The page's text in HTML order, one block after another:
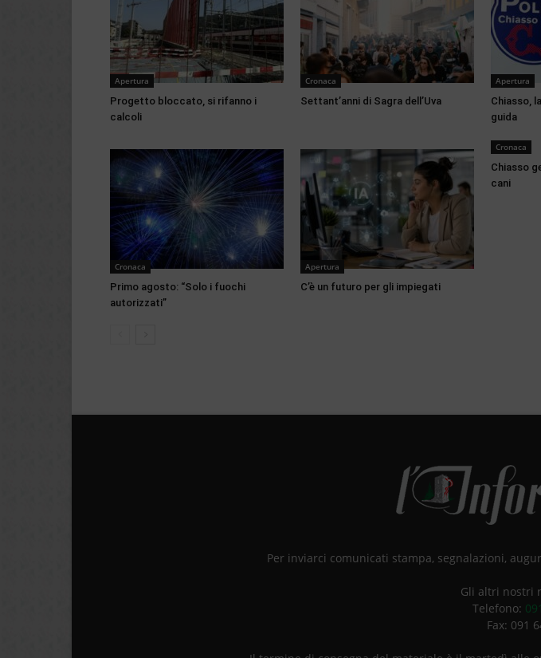
Apertura
Progetto bloccato, si rifanno i
calcoli
Cronaca
Settant’anni di Sagra dell’Uva
Apertura
Chiasso,
guida
Cronaca
Primo agosto: “Solo i fuochi
autorizzati”
Apertura
C’è un futuro per gli impiegati
Cronaca
Chiasso
cani
Per inviarci comunicati stampa, segnalazioni,
Gli altri nostri
Telefono:
Fax: 091